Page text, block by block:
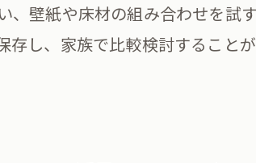
ンキングで注目のデザイン
住宅内装画像でイメージを膨ら
自分らしい内装テイストの選び
費用計画の秘訣
壁紙や床材の組み合わせを試
し、家族で比較検討すること